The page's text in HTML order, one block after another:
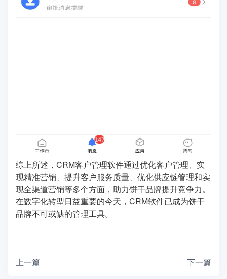
综上所述，CRM客户管理软件通过优化客户管理、实
现精准营销、提升客户服务质量、优化供应链管理和实
现全渠道营销等多个方面，助力饼干品牌提升竞争力。
在数字化转型日益重要的今天，CRM软件已成为饼干
品牌不可或缺的管理工具。
上一篇 下一篇